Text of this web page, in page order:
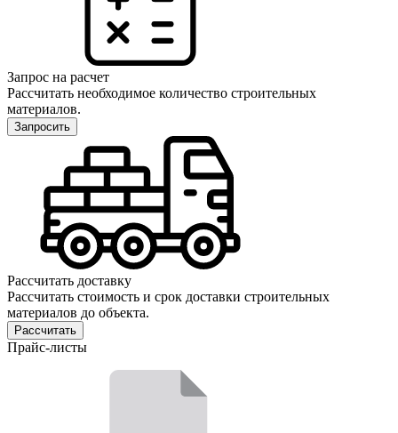
Запрос на расчет
Рассчитать необходимое количество строительных
материалов.
Запросить
Рассчитать доставку
Рассчитать стоимость и срок доставки строительных
материалов до объекта.
Рассчитать
Прайс-листы